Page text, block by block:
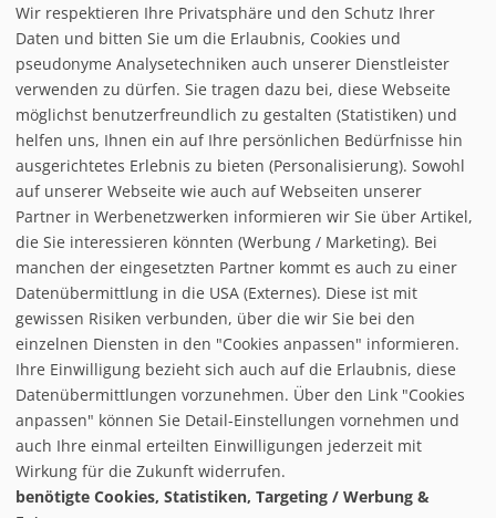
Infrastuktur Mayrhofen - Finkenberg -
Lanersbach
Loipe/Langlauf:
Snow tubing:
Eislaufen:
Rodelbahn:
3 - total: 8 km
Nachtrodeln:
Hallenbad:
follow us on facebook
Home
Datenschutzerklärung
Impressum
Cookie Management
Wir respektieren Ihre Privatsphäre und den Schutz Ihrer
Daten und bitten Sie um die Erlaubnis, Cookies und
pseudonyme Analysetechniken auch unserer Dienstleister
verwenden zu dürfen. Sie tragen dazu bei, diese Webseite
möglichst benutzerfreundlich zu gestalten (Statistiken) und
helfen uns, Ihnen ein auf Ihre persönlichen Bedürfnisse hin
ausgerichtetes Erlebnis zu bieten (Personalisierung). Sowohl
auf unserer Webseite wie auch auf Webseiten unserer
Partner in Werbenetzwerken informieren wir Sie über Artikel,
die Sie interessieren könnten (Werbung / Marketing). Bei
manchen der eingesetzten Partner kommt es auch zu einer
Datenübermittlung in die USA (Externes). Diese ist mit
gewissen Risiken verbunden, über die wir Sie bei den
einzelnen Diensten in den "Cookies anpassen" informieren.
Ihre Einwilligung bezieht sich auch auf die Erlaubnis, diese
Datenübermittlungen vorzunehmen. Über den Link "Cookies
anpassen" können Sie Detail-Einstellungen vornehmen und
auch Ihre einmal erteilten Einwilligungen jederzeit mit
Wirkung für die Zukunft widerrufen.
benötigte Cookies, Statistiken, Targeting / Werbung &